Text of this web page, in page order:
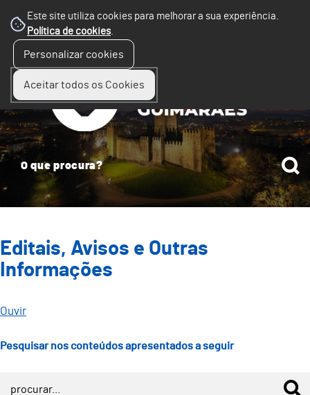
Este site utiliza cookies para melhorar a sua experiência.
Política de cookies.
Personalizar cookies
Aceitar todos os Cookies
Editais, Avisos e Outras
Informações
Ouvir
Pesquisar nos conteúdos apresentados a seguir